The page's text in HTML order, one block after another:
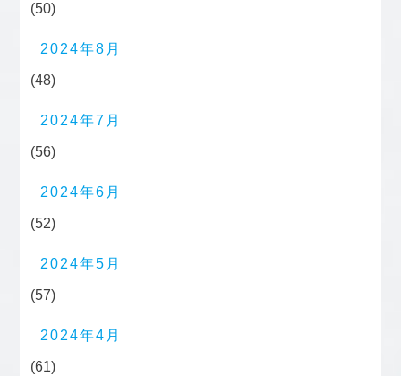
(50)
2024年8月
(48)
2024年7月
(56)
2024年6月
(52)
2024年5月
(57)
2024年4月
(61)